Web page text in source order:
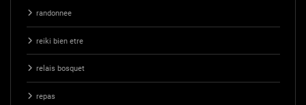
randonnee
reiki bien etre
relais bosquet
repas